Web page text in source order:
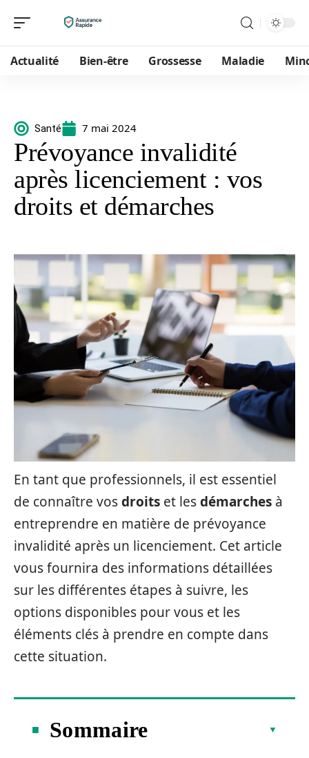
Actualité Bien-être Grossesse Maladie
Santé 7 mai 2024
Prévoyance invalidité
après licenciement : vos
droits et démarches
En tant que professionnels, il est essentiel
de connaître vosdroits et lesdémarches à
entreprendre en matière de prévoyance
invalidité après un licenciement. Cet article
vous fournira des informations détaillées
sur les différentes étapes à suivre, les
options disponibles pour vous et les
éléments clés à prendre en compte dans
cette situation.
Sommaire